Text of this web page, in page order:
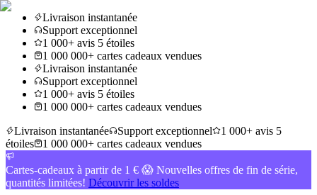
Livraison instantanée
Support exceptionnel
1 000+ avis 5 étoiles
1 000 000+ cartes cadeaux vendues
Livraison instantanée
Support exceptionnel
1 000+ avis 5 étoiles
1 000 000+ cartes cadeaux vendues
Livraison instantanée
Support exceptionnel
1 000+ avis 5
étoiles
1 000 000+ cartes cadeaux vendues
Cartes-cadeaux à partir de 1 € 😱 Nouvelles offres de fin de série,
quantités limitées! Découvrir les soldes